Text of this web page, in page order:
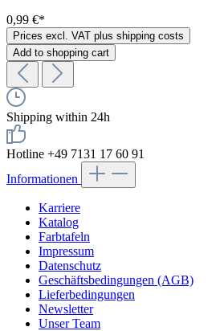
0,99 €*
Prices excl. VAT plus shipping costs
Add to shopping cart
Shipping within 24h
Hotline +49 7131 17 60 91
Informationen
Karriere
Katalog
Farbtafeln
Impressum
Datenschutz
Geschäftsbedingungen (AGB)
Lieferbedingungen
Newsletter
Unser Team